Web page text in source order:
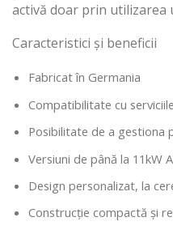
activă doar prin utilizarea
Caracteristici și beneficii
Fabricat în Germania
Compatibilitate cu
Posibilitate de a gestiona
Versiuni de până la 11kW
Design personalizat, la
Construcție compactă și